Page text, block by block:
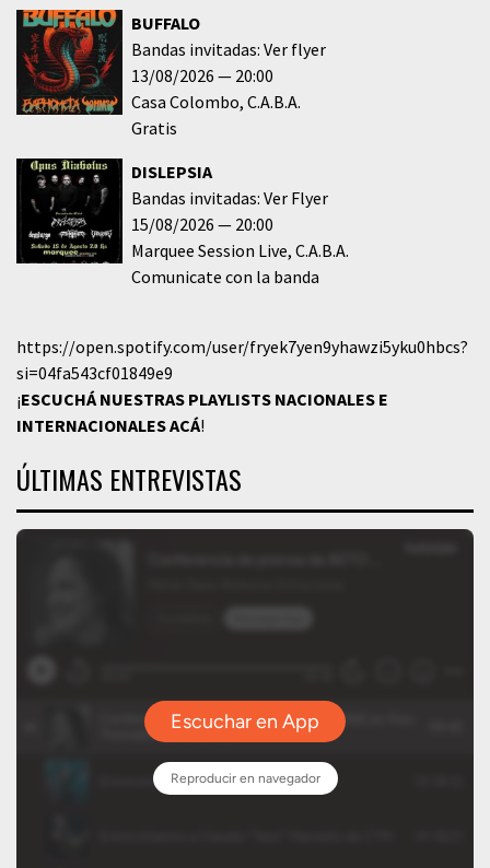
BUFFALO
Bandas invitadas: Ver flyer
13/08/2026
20:00
Casa Colombo C.A.B.A.
Gratis
DISLEPSIA
Bandas invitadas: Ver Flyer
15/08/2026
20:00
Marquee Session Live C.A.B.A.
Comunicate con la banda
https://open.spotify.com/user/fryek7yen9yhawzi5yku0hbcs?
si=04fa543cf01849e9
¡ESCUCHÁ NUESTRAS PLAYLISTS NACIONALES E
INTERNACIONALESACÁ!
ÚLTIMAS ENTREVISTAS